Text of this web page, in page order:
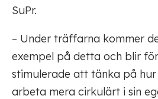
SuPr.
– Under träffarna kommer
exempel på detta och blir
stimulerade att tänka på
arbeta mera cirkulärt i sin